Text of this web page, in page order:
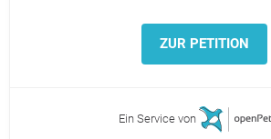
ZUR PETITION
Ein Service von